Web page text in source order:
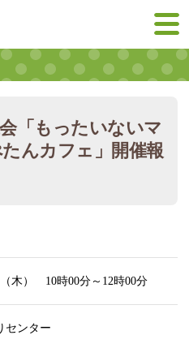
「もったいないマ
んカフェ」開催報
（木） 10時00分～12時00分
センター